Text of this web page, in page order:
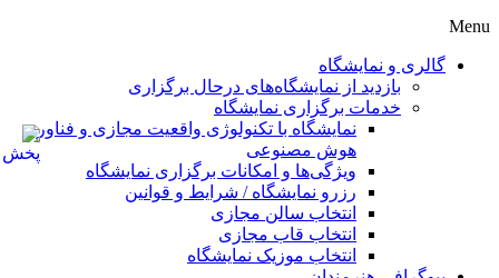
Menu
گالری و نمایشگاه
بازدید از نمایشگاه‌های درحال برگزاری
خدمات برگزاری نمایشگاه
نمایشگاه با تکنولوژی واقعیت مجازی و فناوری
هوش مصنوعی
ویژگی‌ها و امکانات برگزاری نمایشگاه
رزرو نمایشگاه / شرایط و قوانین
انتخاب سالن مجازی
انتخاب قاب مجازی
انتخاب موزیک نمایشگاه